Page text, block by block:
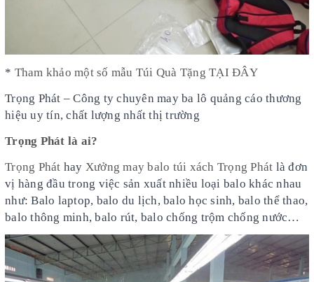
* Tham khảo một số mẫu Túi Quà Tặng TẠI ĐÂY
Trọng Phát – Công ty chuyên may ba lô quảng cáo thương
hiệu uy tín, chất lượng nhất thị trường
Trọng Phát là ai?
Trọng Phát hay Xưởng may balo túi xách Trọng Phát là đơn
vị hàng đầu trong việc sản xuất nhiều loại balo khác nhau
như: Balo laptop, balo du lịch, balo học sinh, balo thể thao,
balo thông minh, balo rút, balo chống trộm chống nước…